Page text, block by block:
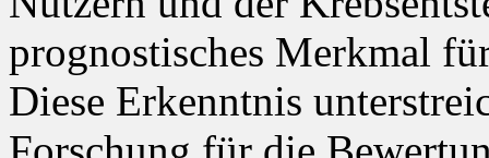
prognostisches Merkmal
Diese Erkenntnis